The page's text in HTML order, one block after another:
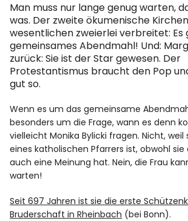
Man muss nur lange genug warten,
was. Der zweite ökumenische
wesentlichen zweierlei verbreitet: Es
gemeinsames Abendmahl! Und:
zurück: Sie ist der Star gewesen. Der
Protestantismus braucht den Pop
gut so.
Wenn es um das gemeinsame
besonders um die Frage, wann es denn
vielleicht Monika Bylicki fragen. Nicht, weil
eines katholischen Pfarrers ist, obwohl
auch eine Meinung hat. Nein, die Frau
warten!
Seit 697 Jahren ist sie die erste
Bruderschaft in Rheinbach (bei Bonn).